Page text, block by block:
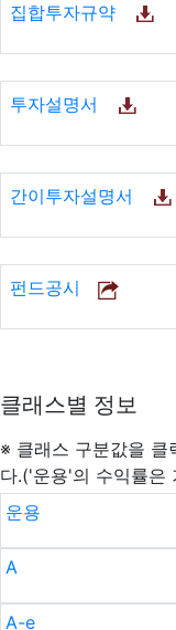
집합투자규약
투자설명서
간이투자설명서
펀드공시
클래스별 정보
※ 클래스 구분값을 클
다.('운용'의 수익률은
운용
A
A-e